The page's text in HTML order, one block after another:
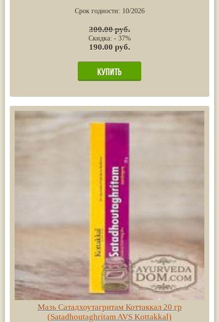
Срок годности: 10/2026
300.00 руб.
Скидка: - 37%
190.00 руб.
Мазь Сатадхоутагритам Коттаккал 20 гр
(Satadhoutaghritam AVS Kottakkal)